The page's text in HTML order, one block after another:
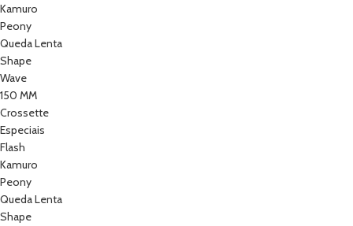
Kamuro
Peony
Queda Lenta
Shape
Wave
150 MM
Crossette
Especiais
Flash
Kamuro
Peony
Queda Lenta
Shape